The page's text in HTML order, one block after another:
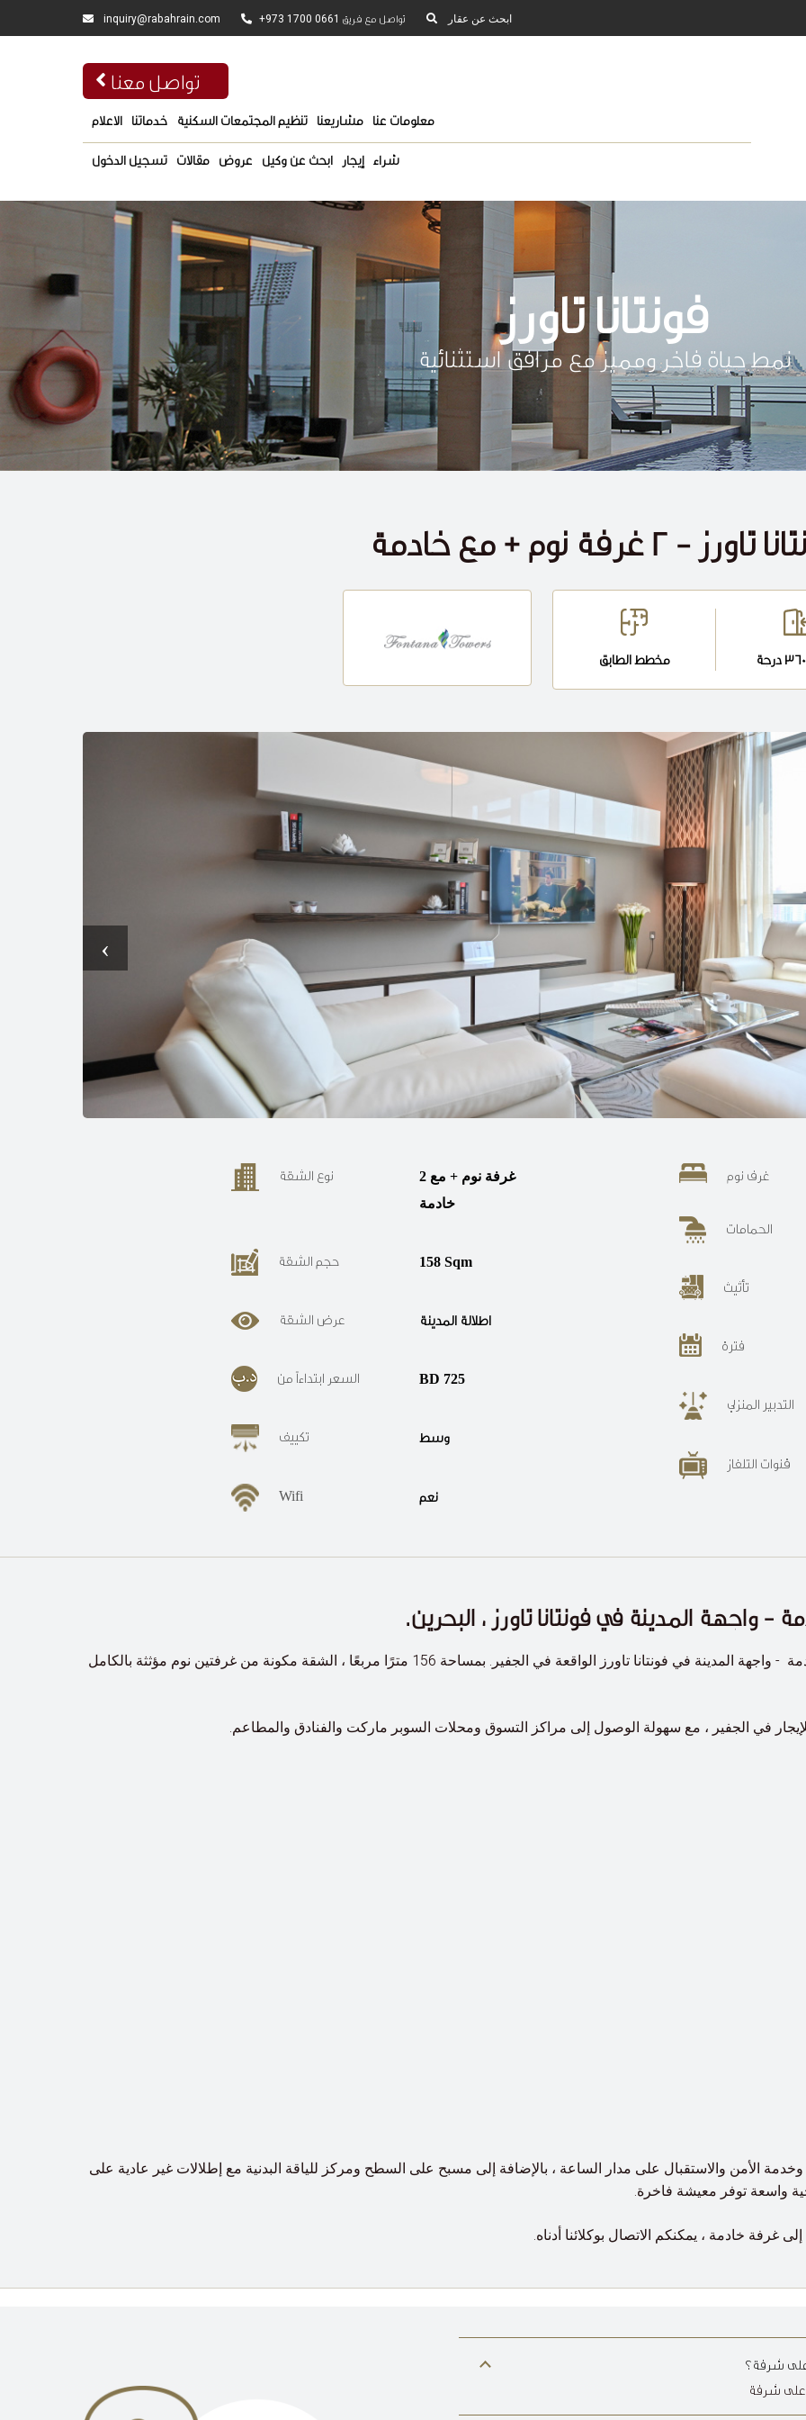
inquiry@rabahrain.com +973 1700 0661 تواصل مع فريق ابحث عن عقار
تواصل معنا
الاعلام خدماتنا تنظيم المجتمعات السكنية مشاريعنا معلومات عنا
شراء إيجار ابحث عن وكيل عروض مقالات تسجيل الدخول
فونتانا تاورز
نمط حياة فاخر ومميز مع مرافق استثنائية
- 2 غرفة نوم + مع خادمة
مخطط الطابق
‹
نوع الشقة
2 غرفة نوم + مع
خادمة
حجم الشقة 158 Sqm
عرض الشقة اطلالة المدينة
السعر ابتداءاً من BD 725
تكييف وسط
Wifi نعم
غرف نوم
الحمامات
تأثيث
فترة
التدبير المنزلي
قنوات التلفاز
تتوفر شقة ذات مساحات واسعة 2 غرف نوم وغرفة خادمة - واجهة المدينة في فونتانا تاورز الواقعة في الجفير. بمساحة 156 مترًا مربعًا ، الشقة مكونة من غرفتين نوم مؤثثة بالكامل
للإيجار في الجفير ، مع سهولة الوصول إلى مراكز التسوق ومحلات السوبر ماركت والفنادق والمطاعم.
الأمن والاستقبال على مدار الساعة ، بالإضافة إلى مسبح على السطح ومركز للياقة البدنية مع إطلالات غير عادية على
واسعة توفر معيشة فاخرة.
غرفة خادمة ، يمكنكم الاتصال بوكلائنا أدناه.
على شرفة؟
على شرفة